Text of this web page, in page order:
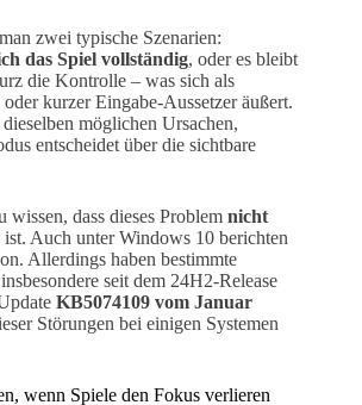
zwei typische Szenarien:
das Spiel vollständig, oder es bleibt
die Kontrolle – was sich als
kurzer Eingabe-Aussetzer äußert.
möglichen Ursachen,
entscheidet über die sichtbare
wissen, dass dieses Problem nicht
ist. Auch unter Windows 10 berichten
Allerdings haben bestimmte
seit dem 24H2-Release
KB5074109 vom Januar
Störungen bei einigen Systemen
wenn Spiele den Fokus verlieren